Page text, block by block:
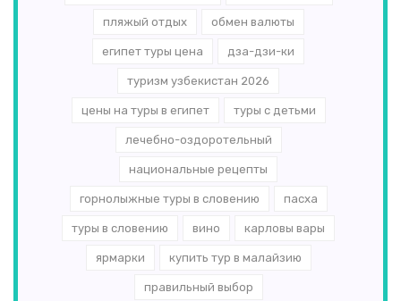
пляжый отдых обмен валюты
египет туры цена дза-дзи-ки
туризм узбекистан 2026
цены на туры в египет туры с детьми
лечебно-оздоротельный
национальные рецепты
горнолыжные туры в словению пасха
туры в словению вино карловы вары
ярмарки купить тур в малайзию
правильный выбор